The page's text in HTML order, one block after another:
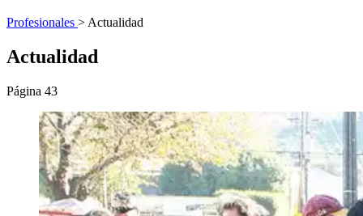
Profesionales > Actualidad
Actualidad
Página 43